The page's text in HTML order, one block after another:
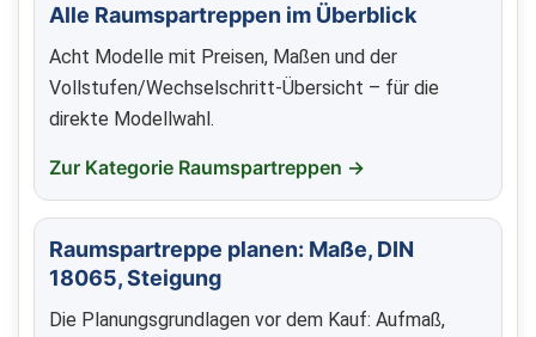
Alle Raumspartreppen im Überblick
Acht Modelle mit Preisen, Maßen und der
Vollstufen/Wechselschritt-Übersicht – für die
direkte Modellwahl.
Zur Kategorie Raumspartreppen →
Raumspartreppe planen: Maße, DIN
18065, Steigung
Die Planungsgrundlagen vor dem Kauf: Aufmaß,